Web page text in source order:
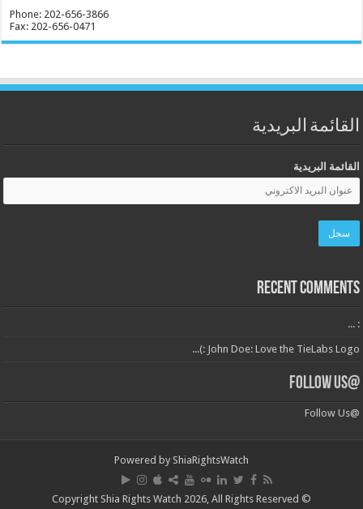
Phone: 202-656-3866
Fax: 202-656-0471
القائمة البريدية
القائمة البريدية
Recent Comments
: ...
John Doe: Love the TieLabs Logo :)...
@Follow Us
@Follow Us
Powered by ShiaRightsWatch
© Copyright Shia Rights Watch 2026, All Rights Reserved